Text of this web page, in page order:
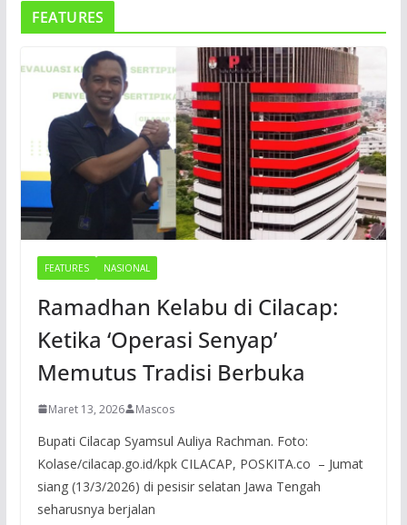
FEATURES
FEATURES NASIONAL
Ramadhan Kelabu di Cilacap:
Ketika ‘Operasi Senyap’
Memutus Tradisi Berbuka
Maret 13, 2026 Mascos
Bupati Cilacap Syamsul Auliya Rachman. Foto:
Kolase/cilacap.go.id/kpk CILACAP, POSKITA.co – Jumat
siang (13/3/2026) di pesisir selatan Jawa Tengah
seharusnya berjalan